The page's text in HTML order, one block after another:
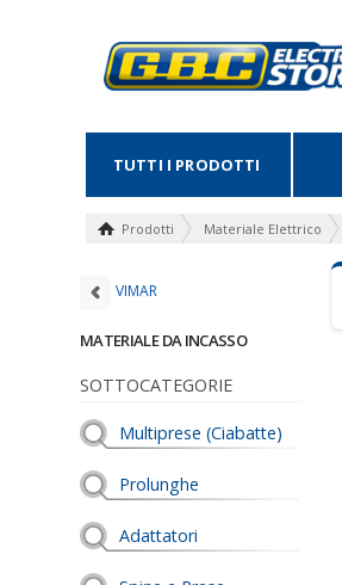
TUTTI I PRODOTTI
Prodotti Materiale Elettrico
VIMAR
MATERIALE DA INCASSO
SOTTOCATEGORIE
Multiprese (Ciabatte)
Prolunghe
Adattatori